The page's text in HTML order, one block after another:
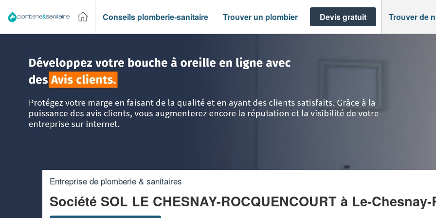
Conseils plomberie-sanitaire Trouver un plombier Devis gratuit Trouver de
Entreprise de plomberie & sanitaires
Société SOL LE CHESNAY-ROCQUENCOURT à Le-